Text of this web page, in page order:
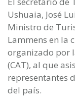
Ushuaia, José
Ministro de
Lammens en la
organizado por
(CAT), al que
representantes
del país.